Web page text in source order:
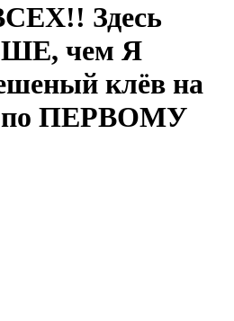
Здесь
чем Я
клёв на
ПЕРВОМУ